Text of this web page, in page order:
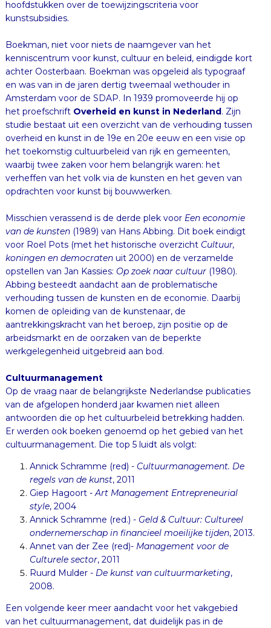
kunstsubsidies.
Boekman, niet voor niets de naamgever van het
kenniscentrum voor kunst, cultuur en beleid, eindigde kort
achter Oosterbaan. Boekman was opgeleid als typograaf
en was van in de jaren dertig tweemaal wethouder in
Amsterdam voor de SDAP. In 1939 promoveerde hij op
het proefschrift Overheid en kunst in Nederland. Zijn
studie bestaat uit een overzicht van de verhouding tussen
overheid en kunst in de 19e en 20e eeuw en een visie op
het toekomstig cultuurbeleid van rijk en gemeenten,
waarbij twee zaken voor hem belangrijk waren: het
verheffen van het volk via de kunsten en het geven van
opdrachten voor kunst bij bouwwerken.
Misschien verassend is de derde plek voor Een economie
van de kunsten(1989) van Hans Abbing. Dit boek eindigt
voor Roel Pots (met het historische overzicht Cultuur,
koningen en democraten uit 2000) en de verzamelde
opstellen van Jan Kassies: Op zoek naar cultuur(1980).
Abbing besteedt aandacht aan de problematische
verhouding tussen de kunsten en de economie. Daarbij
komen de opleiding van de kunstenaar, de
aantrekkingskracht van het beroep, zijn positie op de
arbeidsmarkt en de oorzaken van de beperkte
werkgelegenheid uitgebreid aan bod.
Cultuurmanagement
Op de vraag naar de belangrijkste Nederlandse publicaties
van de afgelopen honderd jaar kwamen niet alleen
antwoorden die op het cultuurbeleid betrekking hadden.
Er werden ook boeken genoemd op het gebied van het
cultuurmanagement. Die top 5 luidt als volgt:
Annick Schramme (red) - Cultuurmanagement. De
regels van de kunst, 2011
Giep Hagoort - Art Management Entrepreneurial
style, 2004
Annick Schramme (red.) - Geld & Cultuur: Cultureel
ondernemerschap in financieel moeilijke tijden, 2013.
Annet van der Zee (red)- Management voor de
Culturele sector, 2011
Ruurd Mulder - De kunst van cultuurmarketing,
2008.
Een volgende keer meer aandacht voor het vakgebied
van het cultuurmanagement, dat duidelijk pas in de